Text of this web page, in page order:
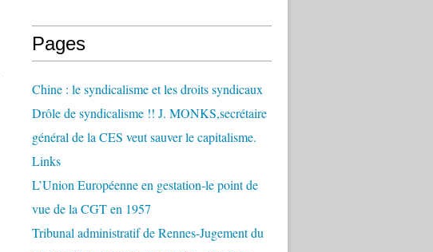
Pages
Chine : le syndicalisme et les droits syndicaux
Drôle de syndicalisme !! J. MONKS,secrétaire
général de la CES veut sauver le capitalisme.
Links
L’Union Européenne en gestation-le point de
vue de la CGT en 1957
Tribunal administratif de Rennes-Jugement du